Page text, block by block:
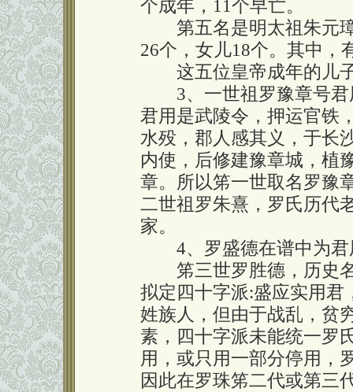
个成年，11个早亡。
第五名是明太祖朱元璋
26个，女儿18个。其中，
这五位皇帝成年的儿子
3、一世祖罗豫章号君
君用是武陵令，押运官铁
水殁，郡人感其义，于长
内使，后修建豫章城，植
章。所以笫一世取名罗豫
二世祖罗朱熹，罗氏历代
家。
4、罗盛德在谱中为君
笫三世罗胜德，历史名
拟定四十字派:盛应实用
姓族人，但由于战乱，贫
素，四十字派未能统一罗
用，或只用一部分停用，
因此在罗珠笫二代或第三